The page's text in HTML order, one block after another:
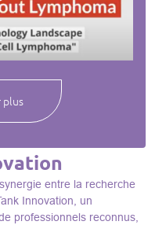
et joignez-vous
et des maladies
plus
entre la recherche
Innovation, un
professionnels reconnus,